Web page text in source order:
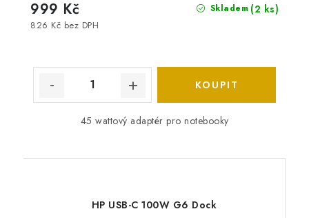
Skladem (2 ks)
826 Kč bez DPH
999 Kč
45 wattový adaptér pro notebooky
HP USB-C 100W G6 Dock